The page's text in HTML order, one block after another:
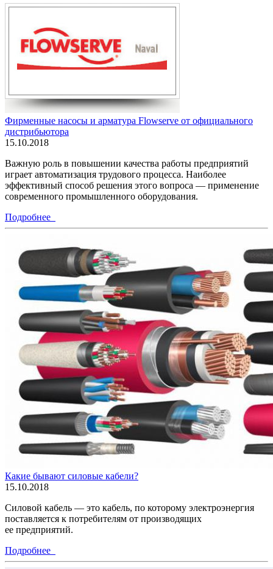
Фирменные насосы и арматура Flowserve от официального
дистрибьютора
15.10.2018
Важную роль в повышении качества работы предприятий
играет автоматизация трудового процесса. Наиболее
эффективный способ решения этого вопроса — применение
современного промышленного оборудования.
Подробнее
Какие бывают силовые кабели?
15.10.2018
Силовой кабель — это кабель, по которому электроэнергия
поставляется к потребителям от производящих
ее предприятий.
Подробнее